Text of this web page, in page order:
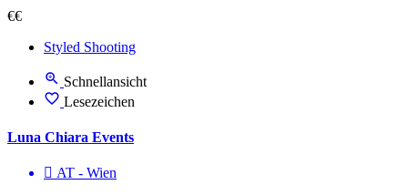
€€
Styled Shooting
Schnellansicht
Lesezeichen
Luna Chiara Events
AT - Wien